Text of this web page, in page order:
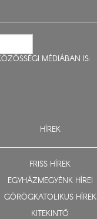
MÉDIÁBAN IS:
HÍREK
FRISS HÍREK
EGYHÁZMEGYÉNK HÍREI
GÖRÖGKATOLIKUS HÍREK
KITEKINTŐ